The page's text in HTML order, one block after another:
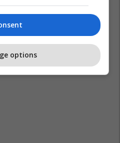
options